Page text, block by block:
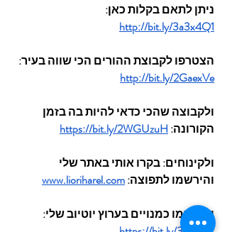
ניתן לתאם בקלות כאן:
http://bit.ly/3a3x4Q1
הצטרפו לקבוצת ההורים הכי שווה בעיר:
http://bit.ly/2GaexVe
ולקבוצה שהכי כדאי להיות בה בזמן
הקורונה: https://bit.ly/2WGUzuH
ולקינוחים: בקרו אותי באתר שלי
והירשמו לתפוצה: www.lioriharel.com
והירשמו כמנויים בערוץ יוטיוב שלי: